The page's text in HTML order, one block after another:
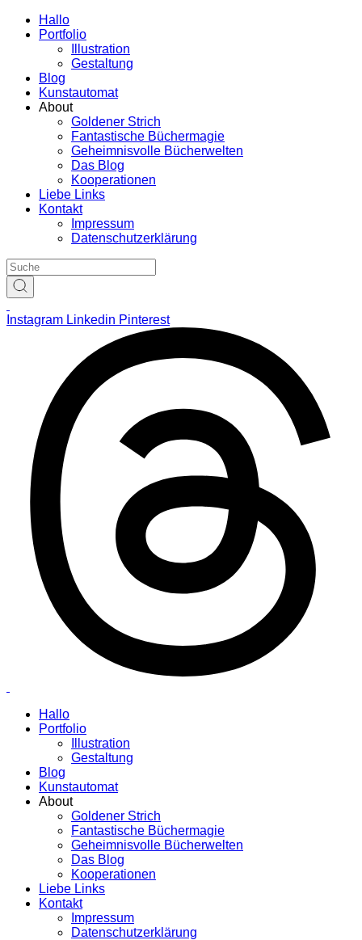
Hallo
Portfolio
Illustration
Gestaltung
Blog
Kunstautomat
About
Goldener Strich
Fantastische Büchermagie
Geheimnisvolle Bücherwelten
Das Blog
Kooperationen
Liebe Links
Kontakt
Impressum
Datenschutzerklärung
Instagram Linkedin Pinterest
Hallo
Portfolio
Illustration
Gestaltung
Blog
Kunstautomat
About
Goldener Strich
Fantastische Büchermagie
Geheimnisvolle Bücherwelten
Das Blog
Kooperationen
Liebe Links
Kontakt
Impressum
Datenschutzerklärung